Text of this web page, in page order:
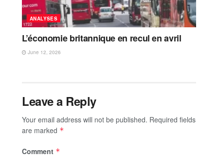
ANALYSES
L’économie britannique en recul en avril
June 12, 2026
Leave a Reply
Your email address will not be published. Required fields
are marked *
Comment *